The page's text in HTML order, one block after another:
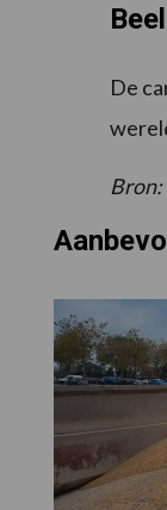
De
Bron: